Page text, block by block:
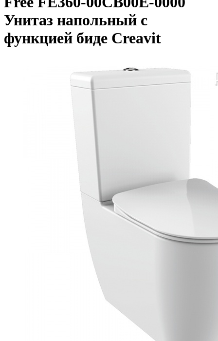
Унитаз напольный с
функцией биде Creavit